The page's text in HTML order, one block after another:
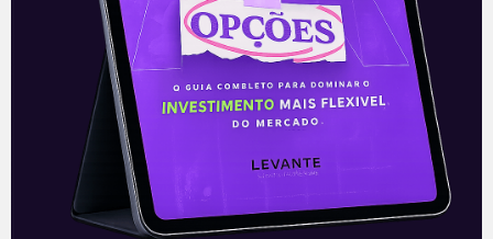
mercados, seus resultados do quarto
trimestre do ano fiscal 2021, equivalentes
ao terceiro trimestre
Leia mais
29/10/2021